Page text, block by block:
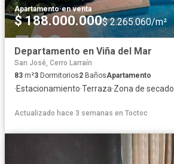
Apartamento·en venta
$ 188.000.000$ 2.265.060/m²
Departamento en Viña del Mar
San José, Cerro Larraín
83 m²3 Dormitorios2 BañosApartamento
·Estacionamiento·Terraza·Zona de secado
Actualizado hace 3 semanas en Toctoc